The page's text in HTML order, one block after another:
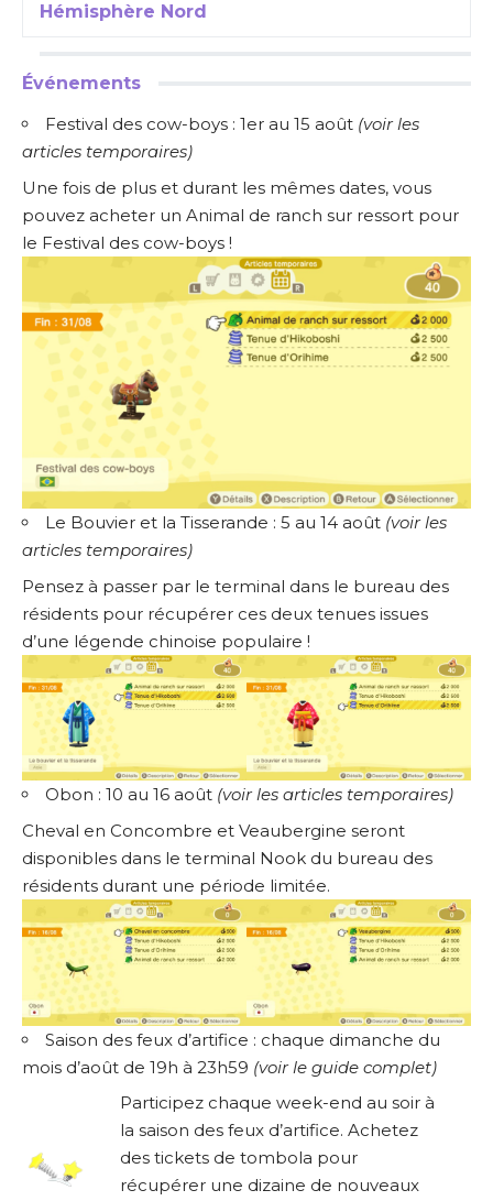
Hémisphère Nord
Événements
Festival des cow-boys : 1er au 15 août (voir les
articles temporaires)
Une fois de plus et durant les mêmes dates, vous
pouvez acheter un Animal de ranch sur ressort pour
le Festival des cow-boys !
Le Bouvier et la Tisserande : 5 au 14 août (voir les
articles temporaires)
Pensez à passer par le terminal dans le bureau des
résidents pour récupérer ces deux tenues issues
d’une légende chinoise populaire !
Obon : 10 au 16 août (voir les articles temporaires)
Cheval en Concombre et Veaubergine seront
disponibles dans le terminal Nook du bureau des
résidents durant une période limitée.
Saison des feux d’artifice : chaque dimanche du
mois d’août de 19h à 23h59 (voir le guide complet)
Participez chaque week-end au soir à
la saison des feux d’artifice. Achetez
des tickets de tombola pour
récupérer une dizaine de nouveaux